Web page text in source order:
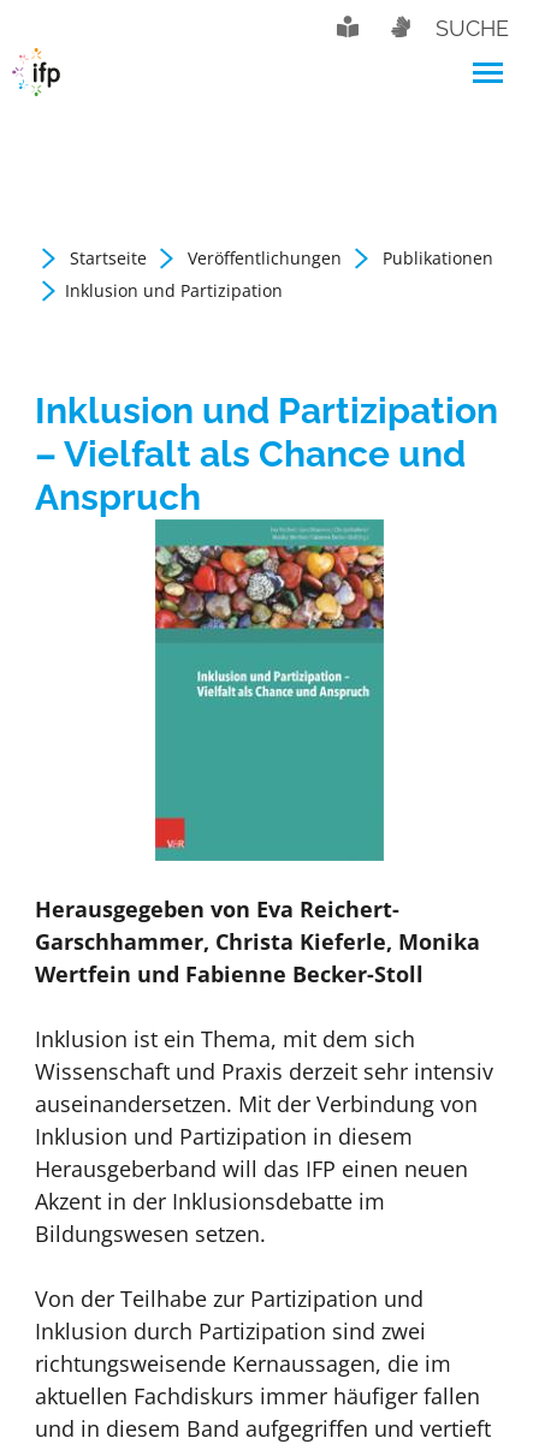
SUCHE
Startseite Veröffentlichungen
Publikationen
Inklusion und Partizipation
Inklusion und Partizipation
– Vielfalt als Chance und
Anspruch
Herausgegeben von Eva Reichert-
Garschhammer, Christa Kieferle, Monika
Wertfein und Fabienne Becker-Stoll
Inklusion ist ein Thema, mit dem sich
Wissenschaft und Praxis derzeit sehr intensiv
auseinandersetzen. Mit der Verbindung von
Inklusion und Partizipation in diesem
Herausgeberband will das IFP einen neuen
Akzent in der Inklusionsdebatte im
Bildungswesen setzen.
Von der Teilhabe zur Partizipation und
Inklusion durch Partizipation sind zwei
richtungsweisende Kernaussagen, die im
aktuellen Fachdiskurs immer häufiger fallen
und in diesem Band aufgegriffen und vertieft